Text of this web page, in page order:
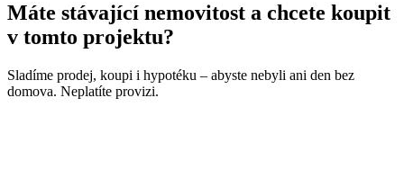
Máte stávající nemovitost a chcete koupit
v tomto projektu?
Sladíme prodej, koupi i hypotéku – abyste nebyli ani den bez
domova. Neplatíte provizi.